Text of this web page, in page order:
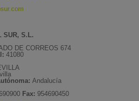
SUR, S.L.
DE CORREOS 674
41080
Andalucía
Fax: 954690450